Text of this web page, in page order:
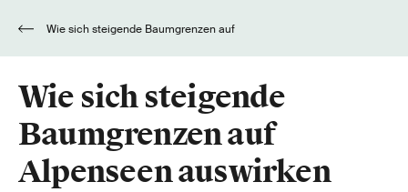
Wie sich steigende
Baumgrenzen auf
Alpenseen auswirken